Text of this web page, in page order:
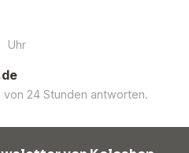
Uhr
24 Stunden antworten.